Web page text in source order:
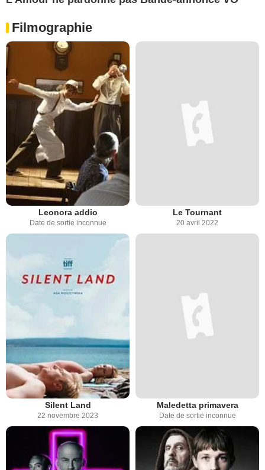
Filmographie
Leonora addio
Date de sortie inconnue
Le Tournant
20 avril 2022
Silent Land
22 novembre 2023
Maledetta primavera
Date de sortie inconnue